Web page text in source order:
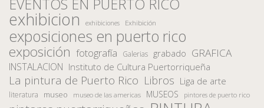
EVENTOS EN PUERTO RICO
exhibicion exhibiciones Exhibición
exposiciones en puerto rico
exposición fotografía Galerias grabado GRAFICA
INSTALACION Instituto de Cultura Puertorriqueña
La pintura de Puerto Rico Libros Liga de arte
literatura museo museo de las americas MUSEOS pintores de puerto rico